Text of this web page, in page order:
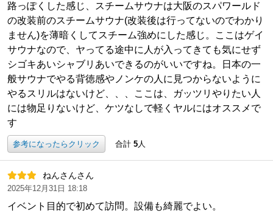
路っぽくした感じ、スチームサウナは大阪のスパワールド
の改装前のスチームサウナ(改装後は行ってないのでわかり
ません)を薄暗くしてスチーム強めにした感じ。ここはゲイ
サウナなので、ヤってる途中に人が入ってきても気にせず
シゴキあいシャブリあいできるのがいいですね。日本の一
般サウナでやる背徳感やノンケの人に見つからないように
やるスリルはないけど、、、ここは、ガッツリやりたい人
には物足りないけど、ケツなしで軽くヤルにはオススメで
す
参考になったらクリック 合計 5人
ねんさんさん
2025年12月31日 18:18
イベント目的で初めて訪問。設備も綺麗でよい。